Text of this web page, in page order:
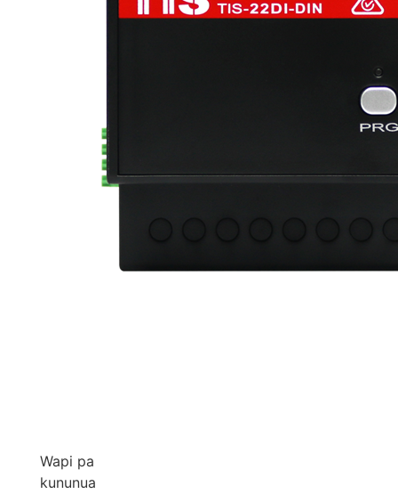
Wapi pa
kununua